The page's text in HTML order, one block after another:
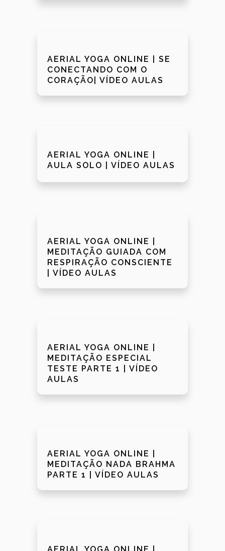
AERIAL YOGA ONLINE | SE
CONECTANDO COM O
CORAÇÃO| VÍDEO AULAS
AERIAL YOGA ONLINE |
AULA SOLO | VÍDEO AULAS
AERIAL YOGA ONLINE |
MEDITAÇÃO GUIADA COM
RESPIRAÇÃO CONSCIENTE
| VÍDEO AULAS
AERIAL YOGA ONLINE |
MEDITAÇÃO ESPECIAL
TESTE PARTE 1 | VÍDEO
AULAS
AERIAL YOGA ONLINE |
MEDITAÇÃO NADA BRAHMA
PARTE 1 | VÍDEO AULAS